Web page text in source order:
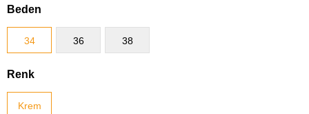
Beden
34 36 38
Renk
Krem